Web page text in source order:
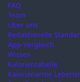
FAQ
Team
Über uns
Redaktionelle
App-Vergleich
Wissen
Kalorientabelle
Kalorienarme